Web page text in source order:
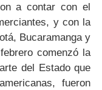
a contar con el
y con la
Bucaramanga y
comenzó la
del Estado que
fueron